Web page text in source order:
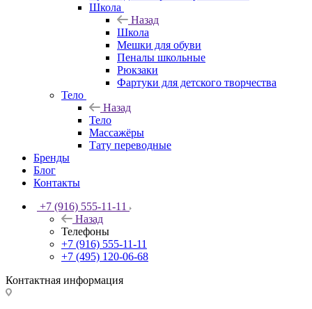
Школа
Назад
Школа
Мешки для обуви
Пеналы школьные
Рюкзаки
Фартуки для детского творчества
Тело
Назад
Тело
Массажёры
Тату переводные
Бренды
Блог
Контакты
+7 (916) 555-11-11
Назад
Телефоны
+7 (916) 555-11-11
+7 (495) 120-06-68
Контактная информация